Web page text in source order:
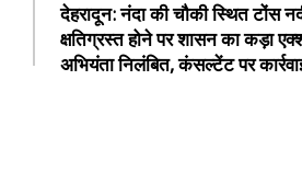
देहरादून: नंदा की चौकी स्थित टोंस
क्षतिग्रस्त होने पर शासन का कड़ा
अभियंता निलंबित, कंसल्टेंट पर